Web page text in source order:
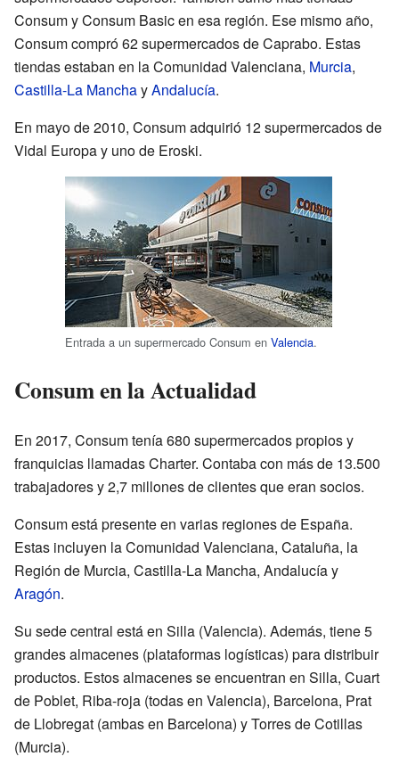
Consum y Consum Basic en esa región. Ese mismo año,
Consum compró 62 supermercados de Caprabo. Estas
tiendas estaban en la Comunidad Valenciana, Murcia,
Castilla-La ManchayAndalucía.
En mayo de 2010, Consum adquirió 12 supermercados de
Vidal Europa y uno de Eroski.
Entrada a un supermercado Consum en Valencia.
Consum en la Actualidad
En 2017, Consum tenía 680 supermercados propios y
franquicias llamadas Charter. Contaba con más de 13.500
trabajadores y 2,7 millones de clientes que eran socios.
Consum está presente en varias regiones de España.
Estas incluyen la Comunidad Valenciana, Cataluña, la
Región de Murcia, Castilla-La Mancha, Andalucía y
Aragón.
Su sede central está en Silla (Valencia). Además, tiene 5
grandes almacenes (plataformas logísticas) para distribuir
productos. Estos almacenes se encuentran en Silla, Cuart
de Poblet, Riba-roja (todas en Valencia), Barcelona, Prat
de Llobregat (ambas en Barcelona) y Torres de Cotillas
(Murcia).